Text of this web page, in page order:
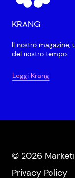
KRANG
Il nostro magazine,
del nostro tempo.
Leggi Krang
© 2026
Privacy Policy